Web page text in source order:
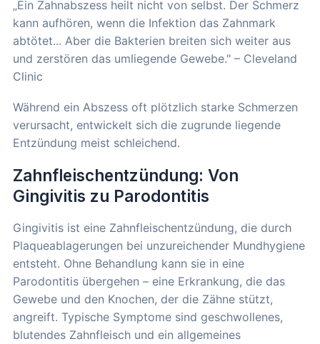
„Ein Zahnabszess heilt nicht von selbst. Der Schmerz
kann aufhören, wenn die Infektion das Zahnmark
abtötet... Aber die Bakterien breiten sich weiter aus
und zerstören das umliegende Gewebe." – Cleveland
Clinic
Während ein Abszess oft plötzlich starke Schmerzen
verursacht, entwickelt sich die zugrunde liegende
Entzündung meist schleichend.
Zahnfleischentzündung: Von
Gingivitis zu Parodontitis
Gingivitis ist eine Zahnfleischentzündung, die durch
Plaqueablagerungen bei unzureichender Mundhygiene
entsteht. Ohne Behandlung kann sie in eine
Parodontitis übergehen – eine Erkrankung, die das
Gewebe und den Knochen, der die Zähne stützt,
angreift. Typische Symptome sind geschwollenes,
blutendes Zahnfleisch und ein allgemeines